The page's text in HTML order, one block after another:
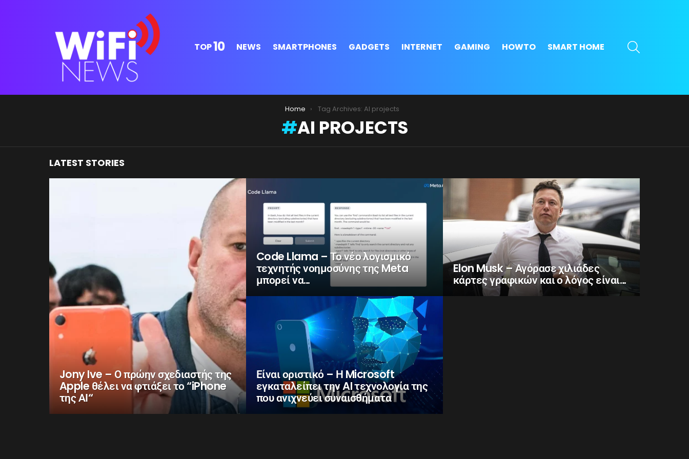
TOP10 NEWS SMARTPHONES GADGETS INTERNET GAMING HOWTO SMART HOME
Home Tag Archives: AI projects
AI PROJECTS
LATEST STORIES
Jony Ive – Ο πρώην σχεδιαστής της
Apple θέλει να φτιάξει το “iPhone
της ΑΙ“
Code Llama – Το νέο λογισμικό
τεχνητής νοημοσύνης της Meta
μπορεί να…
Elon Musk – Αγόρασε χιλιάδες
κάρτες γραφικών και ο λόγος είναι…
Είναι οριστικό – Η Microsoft
εγκαταλείπει την AI τεχνολογία της
που ανιχνεύει συναισθήματα